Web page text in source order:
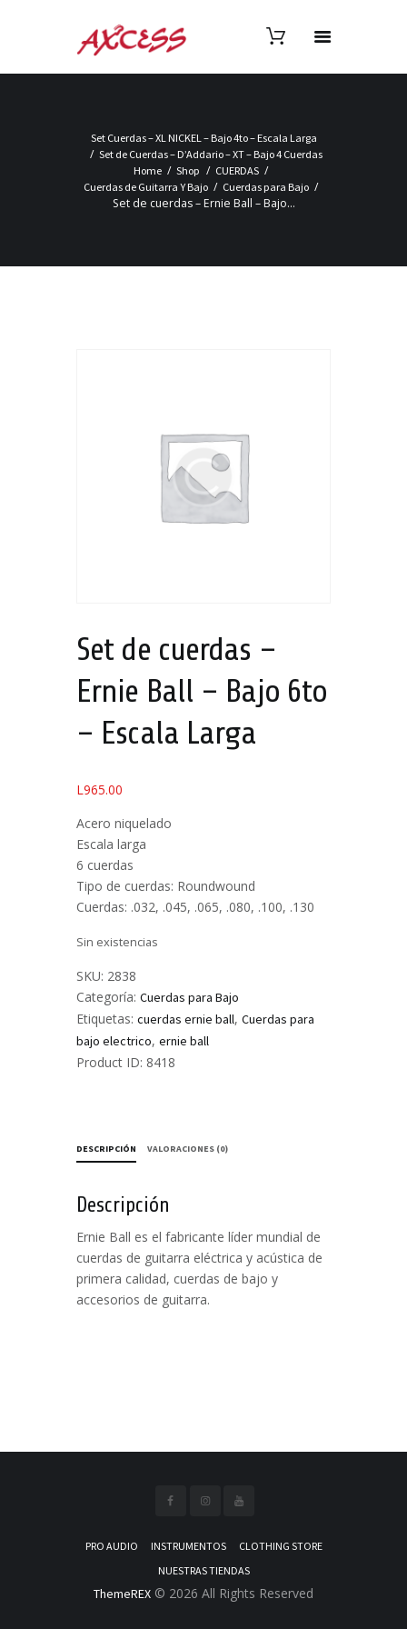
Set Cuerdas – XL NICKEL – Bajo 4to – Escala Larga
Set de Cuerdas – D’Addario – XT – Bajo 4 Cuerdas
Home
Shop
CUERDAS
Cuerdas de Guitarra Y Bajo
Cuerdas para Bajo
Set de cuerdas – Ernie Ball – Bajo...
Set de cuerdas –
Ernie Ball – Bajo 6to
– Escala Larga
L965.00
Acero niquelado
Escala larga
6 cuerdas
Tipo de cuerdas: Roundwound
Cuerdas: .032, .045, .065, .080, .100, .130
Sin existencias
SKU: 2838
Categoría: Cuerdas para Bajo
Etiquetas: cuerdas ernie ball, Cuerdas para
bajo electrico, ernie ball
Product ID: 8418
DESCRIPCIÓN VALORACIONES (0)
Descripción
Ernie Ball es el fabricante líder mundial de
cuerdas de guitarra eléctrica y acústica de
primera calidad, cuerdas de bajo y
accesorios de guitarra.
PRO AUDIO INSTRUMENTOS
CLOTHING STORE
NUESTRAS TIENDAS
ThemeREX © 2026 All Rights Reserved